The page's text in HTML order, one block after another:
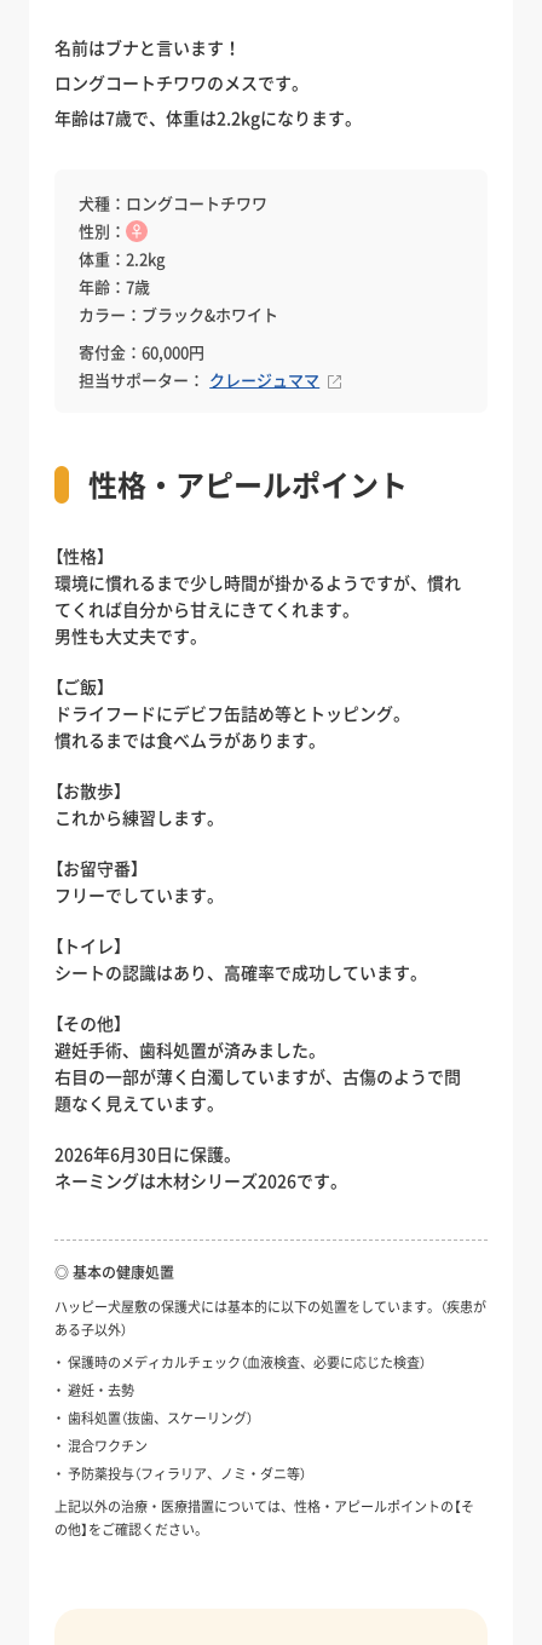
名前はブナと言います！
ロングコートチワワのメスです。
年齢は7歳で、体重は2.2kgになります。
犬種：ロングコートチワワ
性別： ♀
体重：2.2kg
年齢：7歳
カラー：ブラック&ホワイト
寄付金：60,000円
担当サポーター： クレージュママ
性格・アピールポイント
【性格】
環境に慣れるまで少し時間が掛かるようですが、慣れ
てくれば自分から甘えにきてくれます。
男性も大丈夫です。
【ご飯】
ドライフードにデビフ缶詰め等とトッピング。
慣れるまでは食べムラがあります。
【お散歩】
これから練習します。
【お留守番】
フリーでしています。
【トイレ】
シートの認識はあり、高確率で成功しています。
【その他】
避妊手術、歯科処置が済みました。
右目の一部が薄く白濁していますが、古傷のようで問
題なく見えています。
2026年6月30日に保護。
ネーミングは木材シリーズ2026です。
◎ 基本の健康処置
ハッピー犬屋敷の保護犬には基本的に以下の処置をしています。（疾患が
ある子以外）
保護時のメディカルチェック（血液検査、必要に応じた検査）
避妊・去勢
歯科処置（抜歯、スケーリング）
混合ワクチン
予防薬投与（フィラリア、ノミ・ダニ等）
上記以外の治療・医療措置については、性格・アピールポイントの【そ
の他】をご確認ください。